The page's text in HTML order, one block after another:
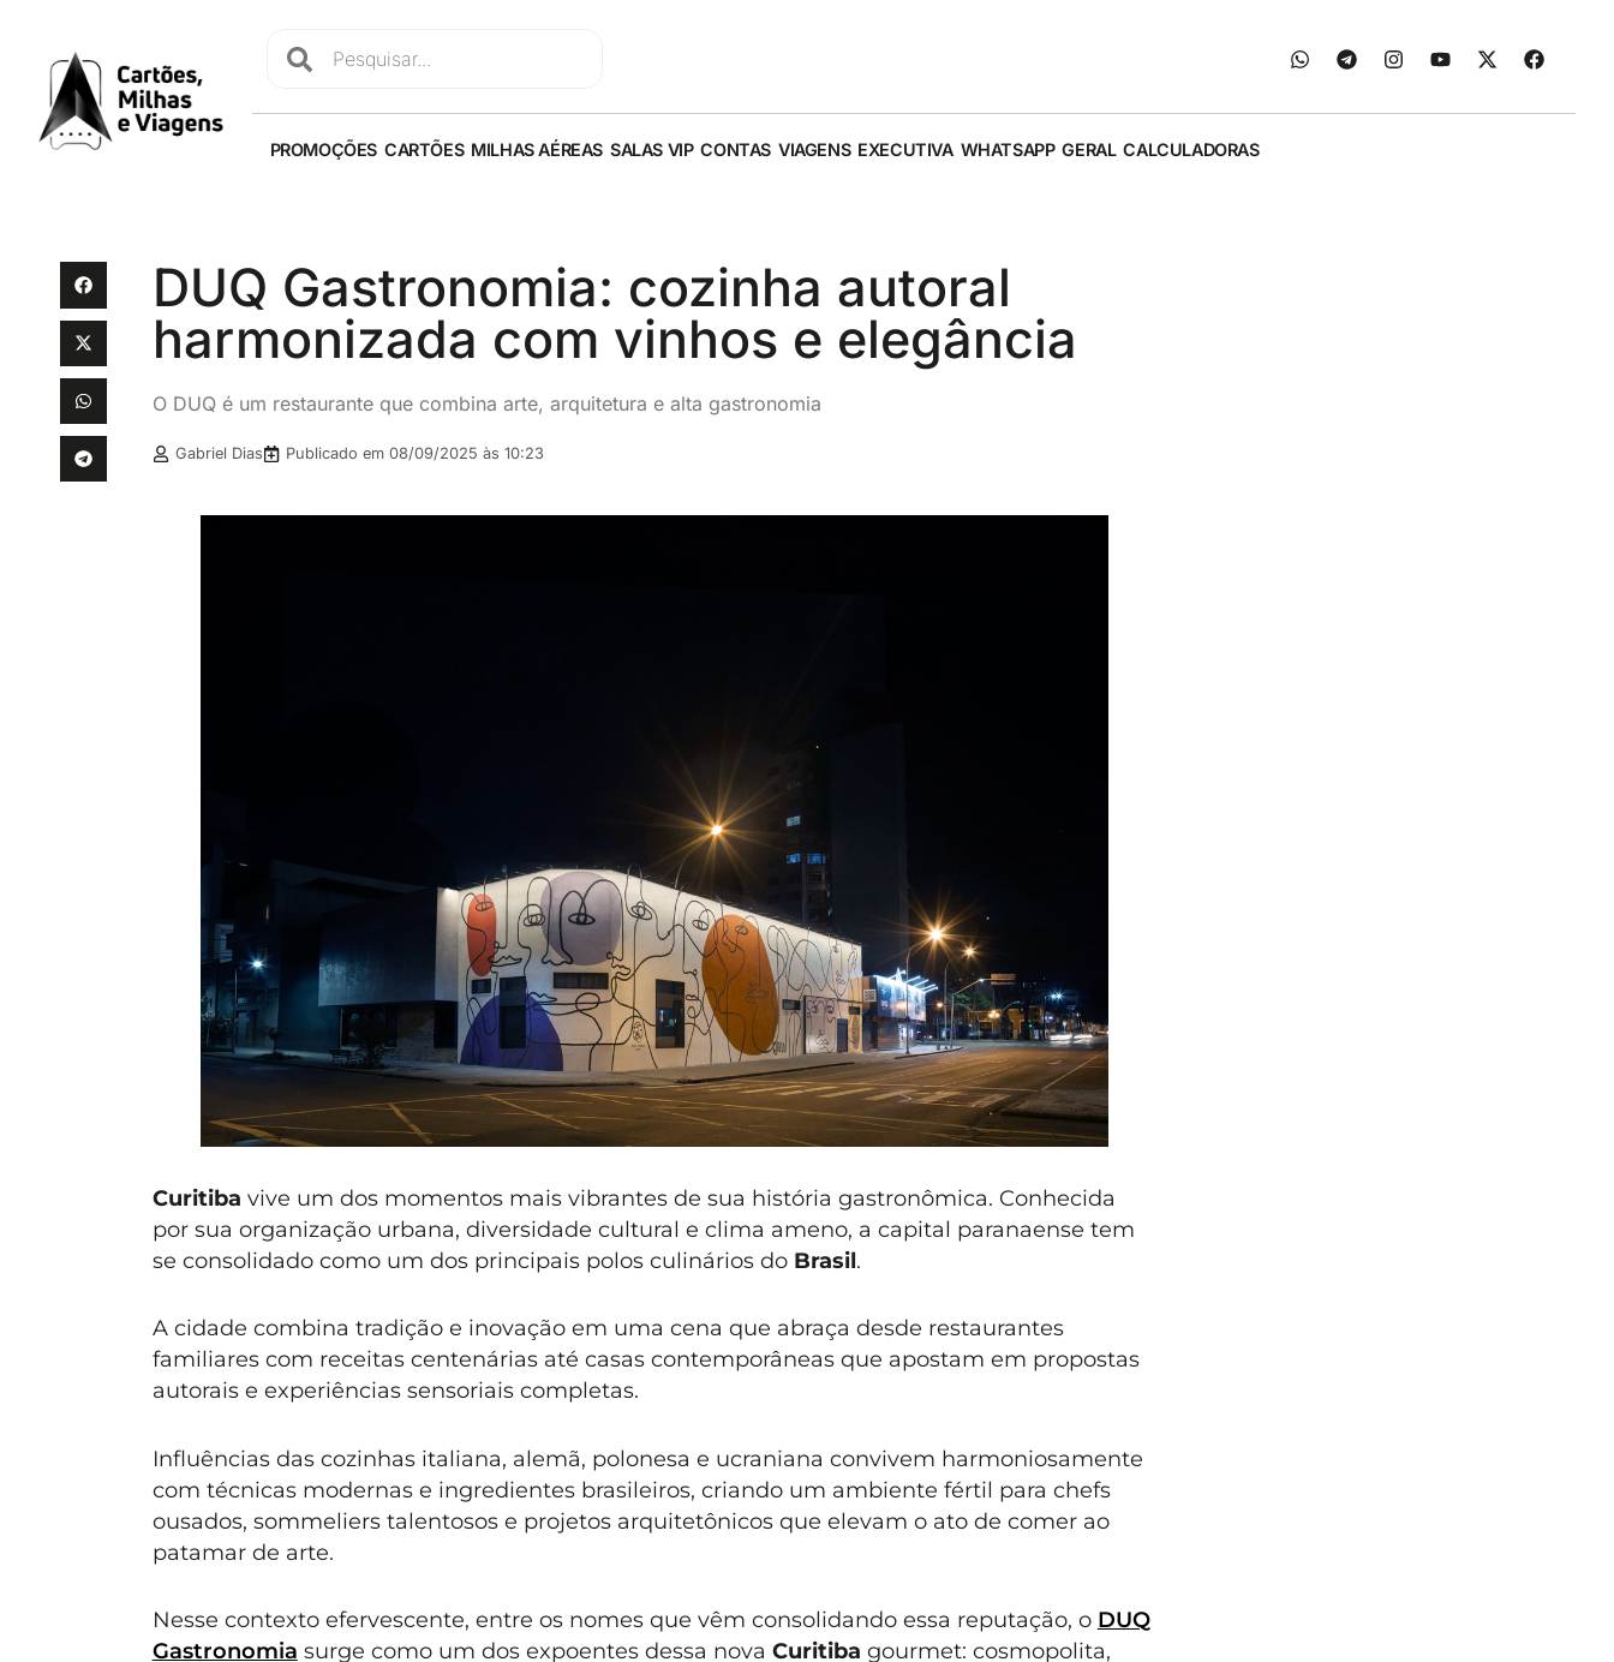
PROMOÇÕES CARTÕES MILHAS AÉREAS SALAS VIP CONTAS VIAGENS EXECUTIVA WHATSAPP GERAL CALCULADORAS
DUQ Gastronomia: cozinha autoral
harmonizada com vinhos e elegância
O DUQ é um restaurante que combina arte, arquitetura e alta gastronomia
Gabriel Dias Publicado em 08/09/2025 às 10:23
Curitiba vive um dos momentos mais vibrantes de sua história gastronômica. Conhecida
por sua organização urbana, diversidade cultural e clima ameno, a capital paranaense tem
se consolidado como um dos principais polos culinários do Brasil.
A cidade combina tradição e inovação em uma cena que abraça desde restaurantes
familiares com receitas centenárias até casas contemporâneas que apostam em propostas
autorais e experiências sensoriais completas.
Influências das cozinhas italiana, alemã, polonesa e ucraniana convivem harmoniosamente
com técnicas modernas e ingredientes brasileiros, criando um ambiente fértil para chefs
ousados, sommeliers talentosos e projetos arquitetônicos que elevam o ato de comer ao
patamar de arte.
Nesse contexto efervescente, entre os nomes que vêm consolidando essa reputação, o DUQ
Gastronomia surge como um dos expoentes dessa nova Curitiba gourmet: cosmopolita,